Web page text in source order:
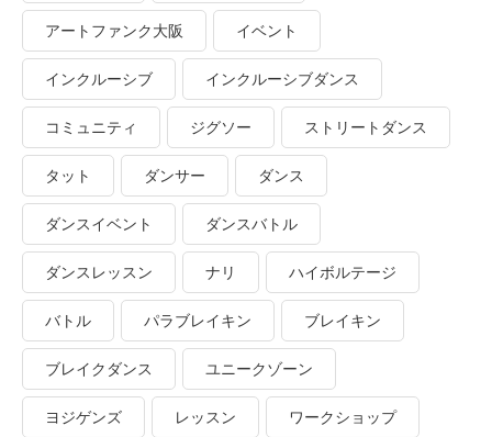
アートファンク大阪 イベント
インクルーシブ インクルーシブダンス
コミュニティ ジグソー ストリートダンス
タット ダンサー ダンス
ダンスイベント ダンスバトル
ダンスレッスン ナリ ハイボルテージ
バトル パラブレイキン ブレイキン
ブレイクダンス ユニークゾーン
ヨジゲンズ レッスン ワークショップ